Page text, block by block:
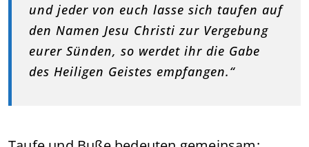
und jeder von euch lasse sich taufen auf
den Namen Jesu Christi zur Vergebung
eurer Sünden, so werdet ihr die Gabe
des Heiligen Geistes empfangen.“